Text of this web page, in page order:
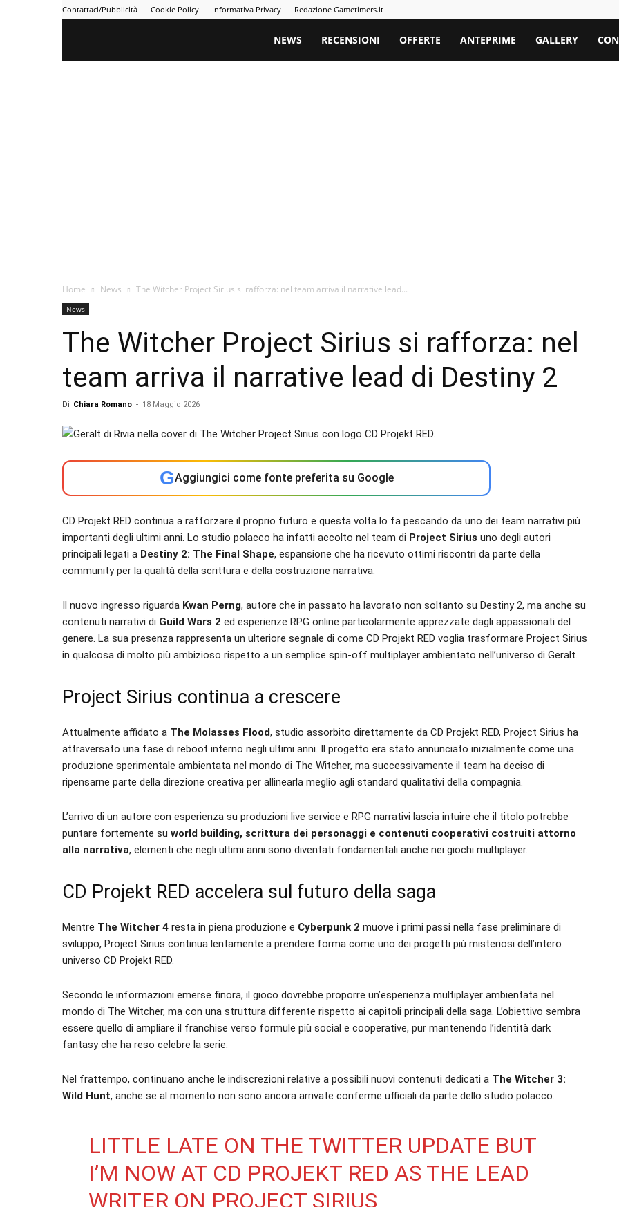
Contattaci/Pubblicità Cookie Policy Informativa Privacy Redazione Gametimers.it
Gametimers
NEWS RECENSIONI OFFERTE ANTEPRIME GALLERY
Home News The Witcher Project Sirius si rafforza: nel team arriva il narrative lead...
News
The Witcher Project Sirius si rafforza: nel
team arriva il narrative lead di Destiny 2
Di Chiara Romano - 18 Maggio 2026
GAggiungici come fonte preferita su Google
CD Projekt RED continua a rafforzare il proprio futuro e questa volta lo fa pescando da uno dei team narrativi più
importanti degli ultimi anni. Lo studio polacco ha infatti accolto nel team di Project Sirius uno degli autori
principali legati a Destiny 2: The Final Shape, espansione che ha ricevuto ottimi riscontri da parte della
community per la qualità della scrittura e della costruzione narrativa.
Il nuovo ingresso riguarda Kwan Perng, autore che in passato ha lavorato non soltanto su Destiny 2, ma anche su
contenuti narrativi di Guild Wars 2 ed esperienze RPG online particolarmente apprezzate dagli appassionati del
genere. La sua presenza rappresenta un ulteriore segnale di come CD Projekt RED voglia trasformare Project Sirius
in qualcosa di molto più ambizioso rispetto a un semplice spin-off multiplayer ambientato nell’universo di Geralt.
Project Sirius continua a crescere
Attualmente affidato a The Molasses Flood, studio assorbito direttamente da CD Projekt RED, Project Sirius ha
attraversato una fase di reboot interno negli ultimi anni. Il progetto era stato annunciato inizialmente come una
produzione sperimentale ambientata nel mondo di The Witcher, ma successivamente il team ha deciso di
ripensarne parte della direzione creativa per allinearla meglio agli standard qualitativi della compagnia.
L’arrivo di un autore con esperienza su produzioni live service e RPG narrativi lascia intuire che il titolo potrebbe
puntare fortemente su world building, scrittura dei personaggi e contenuti cooperativi costruiti attorno
alla narrativa, elementi che negli ultimi anni sono diventati fondamentali anche nei giochi multiplayer.
CD Projekt RED accelera sul futuro della saga
Mentre The Witcher 4 resta in piena produzione e Cyberpunk 2 muove i primi passi nella fase preliminare di
sviluppo, Project Sirius continua lentamente a prendere forma come uno dei progetti più misteriosi dell’intero
universo CD Projekt RED.
Secondo le informazioni emerse finora, il gioco dovrebbe proporre un’esperienza multiplayer ambientata nel
mondo di The Witcher, ma con una struttura differente rispetto ai capitoli principali della saga. L’obiettivo sembra
essere quello di ampliare il franchise verso formule più social e cooperative, pur mantenendo l’identità dark
fantasy che ha reso celebre la serie.
Nel frattempo, continuano anche le indiscrezioni relative a possibili nuovi contenuti dedicati a The Witcher 3:
Wild Hunt, anche se al momento non sono ancora arrivate conferme ufficiali da parte dello studio polacco.
LITTLE LATE ON THE TWITTER UPDATE BUT
I’M NOW AT CD PROJEKT RED AS THE LEAD
WRITER ON PROJECT SIRIUS